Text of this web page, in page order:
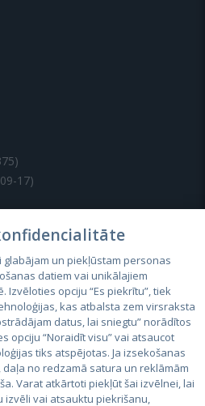
17)
glabājam un piekļūstam personas
datiem vai unikālajiem
Izvēloties opciju “Es piekrītu”, tiek
kas atbalsta zem virsraksta
datus, lai sniegtu” norādītos
opciju “Noraidīt visu” vai atsaucot
tiks atspējotas. Ja izsekošanas
no redzamā satura un reklāmām
Varat atkārtoti piekļūt šai izvēlnei, lai
izvēli vai atsauktu piekrišanu,